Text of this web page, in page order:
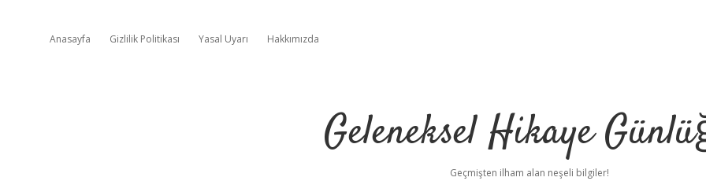
Anasayfa Gizlilik Politikası Yasal Uyarı Hakkımızda
Geleneksel Hikaye
Geçmişten ilham alan neşeli bilgiler!